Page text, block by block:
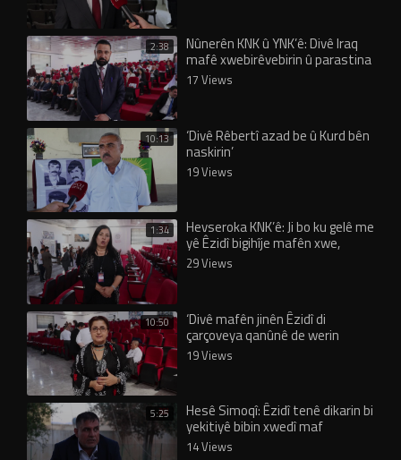
2:38 Nûnerên KNK û YNK’ê: Divê Iraq
mafê xwebirêvebirin û parastina
Êzidiyan nas bike
17 Views
10:13 ‘Divê Rêbertî azad be û Kurd bên
naskirin’
19 Views
1:34 Hevseroka KNK’ê: Ji bo ku gelê me
yê Êzidî bigihîje mafên xwe,
yekrêzî şertekî sereke ye
29 Views
10:50 ‘Divê mafên jinên Êzidî di
çarçoveya qanûnê de werin
parastin’
19 Views
5:25 Hesê Simoqî: Êzidî tenê dikarin bi
yekitiyê bibin xwedî maf
14 Views